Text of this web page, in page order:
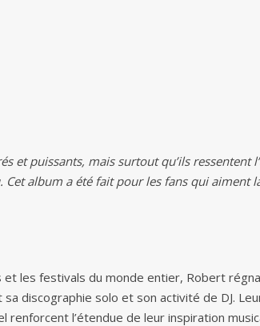
et puissants, mais surtout qu’ils ressentent
Cet album a été fait pour les fans qui aiment
les festivals du monde entier, Robert
discographie solo et son activité de DJ.
l’étendue de leur inspiration